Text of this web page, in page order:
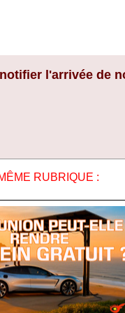
l'arrivée de
RUBRIQUE :